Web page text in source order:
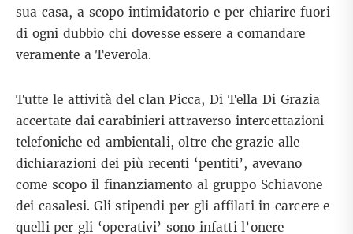
sua casa, a scopo intimidatorio e per chiarire fuori
di ogni dubbio chi dovesse essere a comandare
veramente a Teverola.
Tutte le attività del clan Picca, Di Tella Di Grazia
accertate dai carabinieri attraverso intercettazioni
telefoniche ed ambientali, oltre che grazie alle
dichiarazioni dei più recenti ‘pentiti’, avevano
come scopo il finanziamento al gruppo Schiavone
dei casalesi. Gli stipendi per gli affilati in carcere e
quelli per gli ‘operativi’ sono infatti l’onere